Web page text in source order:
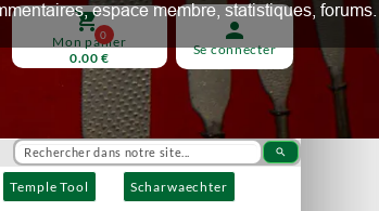
search
Temple Tool
Scharwaechter
person
Se connecter
shopping_cart
0
Mon panier
0.00 €
espace membre, statistiques, forums.